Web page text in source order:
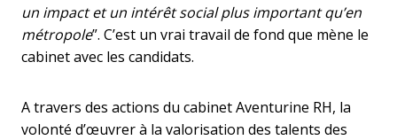
un impact et un intérêt social plus important qu’en
métropole”. C’est un vrai travail de fond que mène le
cabinet avec les candidats.
A travers des actions du cabinet Aventurine RH, la
volonté d’œuvrer à la valorisation des talents des